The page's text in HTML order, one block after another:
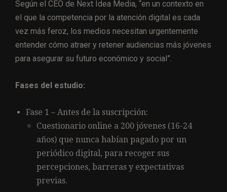
Según el CEO de Next Idea Media, “en un contexto en
el que la competencia por la atención digital es cada
vez más feroz, los medios necesitan urgentemente
entender cómo atraer y retener audiencias más jóvenes
para asegurar su futuro económico y social”.
Fases del estudio:
Fase 1 – Antes de la suscripción:
Cuestionario online a 200 jóvenes (16-24
años) que nunca habían pagado por un
periódico digital, para recoger sus
percepciones, barreras y expectativas
previas.